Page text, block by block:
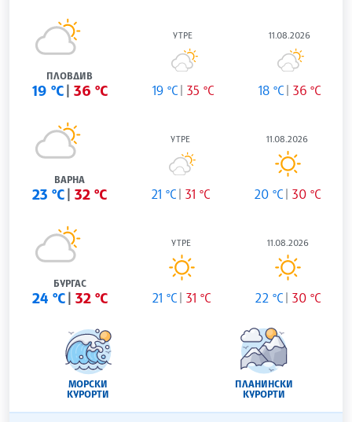
ПЛОВДИВ
19 °C 36 °C
УТРЕ
19 °C 35 °C
11.08.2026
18 °C 36 °C
ВАРНА
23 °C 32 °C
УТРЕ
21 °C 31 °C
11.08.2026
20 °C 30 °C
БУРГАС
24 °C 32 °C
УТРЕ
21 °C 31 °C
11.08.2026
22 °C 30 °C
МОРСКИ
КУРОРТИ
ПЛАНИНСКИ
КУРОРТИ